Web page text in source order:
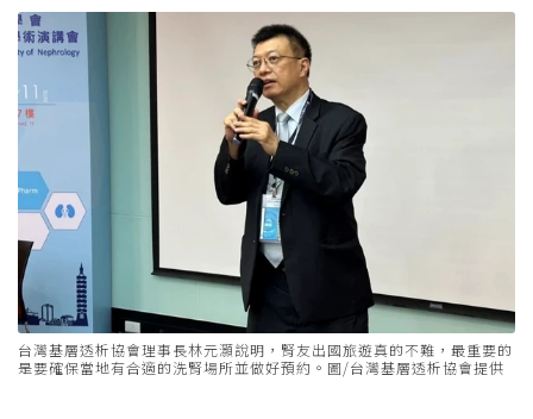
台灣基層透析協會理事長林元灝說明，腎友出國旅遊真的不難，最重要的
是要確保當地有合適的洗腎場所並做好預約。圖/台灣基層透析協會提供